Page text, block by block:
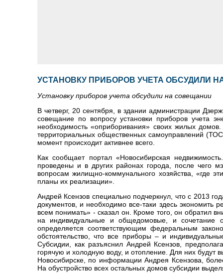
УСТАНОВКУ ПРИБОРОВ УЧЕТА ОБСУДИЛИ
Установку приборов учета обсудили на совещании
В четверг, 20 сентября, в здании администрации
совещание по вопросу установки приборов учета
необходимость «оприборивания» своих жилых
территориальных общественных самоуправлений
момент происходит активнее всего.
Как сообщает портал «Новосибирская недвижимость.
проведены и в других районах города, после чего
вопросам жилищно-коммунального хозяйства, «где
планы их реализации».
Андрей Ксензов специально подчеркнул, что с 2013
документов, и необходимо все-таки здесь экономить
всем понимать» - сказал он. Кроме того, он обратил
на индивидуальные и общедомовые, и сочетание
определяется соответствующим федеральным
обстоятельство, что все приборы – и
Субсидии, как разъяснил Андрей Ксензов,
горячую и холодную воду, и отопление. Для них будут
Новосибирске, по информации Андрея Ксензова,
На обустройство всех остальных домов субсидии